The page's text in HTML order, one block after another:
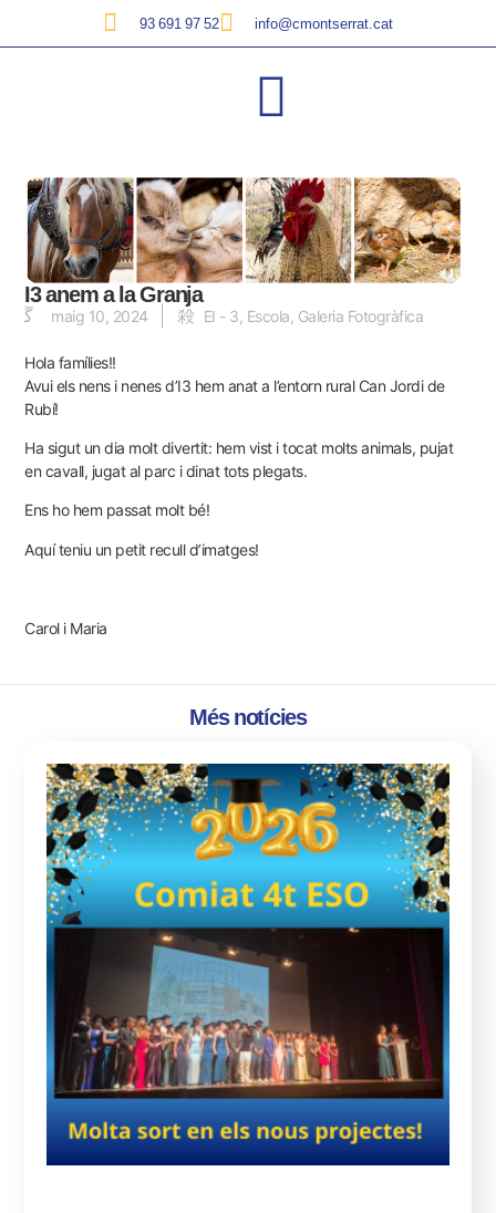
93 691 97 52 info@cmontserrat.cat
I3 anem a la Granja
maig 10, 2024 EI - 3, Escola, Galeria Fotogràfica
Hola famílies!!
Avui els nens i nenes d’I3 hem anat a l’entorn rural Can Jordi de
Rubí!
Ha sigut un dia molt divertit: hem vist i tocat molts animals, pujat
en cavall, jugat al parc i dinat tots plegats.
Ens ho hem passat molt bé!
Aquí teniu un petitrecull d’imatges!
Carol i Maria
Més notícies